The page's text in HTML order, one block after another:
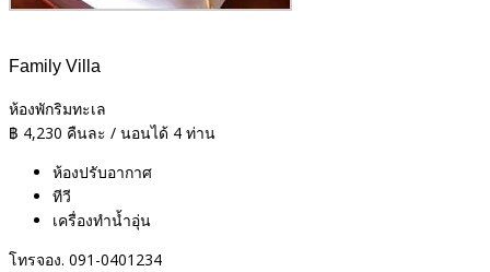
Family Villa
ห้องพักริมทะเล
฿ 4,230 คืนละ / นอนได้ 4 ท่าน
ห้องปรับอากาศ
ทีวี
เครื่องทำน้ำอุ่น
โทรจอง. 091-0401234